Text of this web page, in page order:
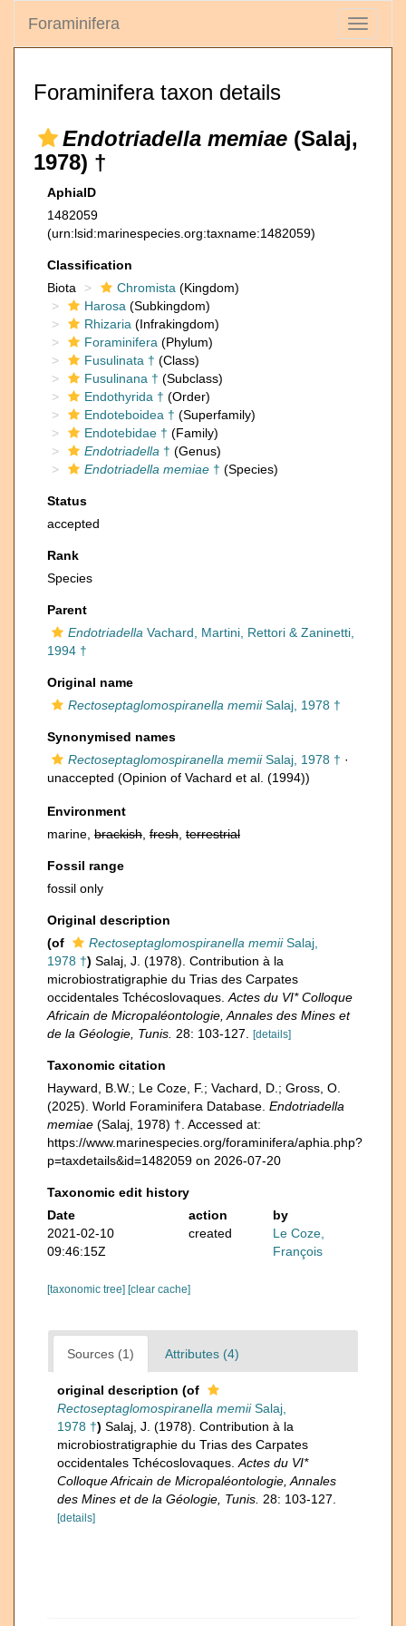
Toggle
Foraminifera
Foraminifera taxon details
Endotriadella memiae (Salaj,
1978) †
AphiaID
1482059
(urn:lsid:marinespecies.org:taxname:1482059)
Classification
Biota
Chromista (Kingdom)
Harosa (Subkingdom)
Rhizaria (Infrakingdom)
Foraminifera (Phylum)
Fusulinata † (Class)
Fusulinana † (Subclass)
Endothyrida † (Order)
Endoteboidea † (Superfamily)
Endotebidae † (Family)
Endotriadella † (Genus)
Endotriadella memiae † (Species)
Status
accepted
Rank
Species
Parent
Endotriadella Vachard, Martini, Rettori & Zaninetti,
1994 †
Original name
Rectoseptaglomospiranella memiiSalaj, 1978 †
Synonymised names
Rectoseptaglomospiranella memiiSalaj, 1978 † ·
unaccepted (Opinion of Vachard et al. (1994))
Environment
marine, brackish fresh terrestrial
Fossil range
fossil only
Original description
(of
Rectoseptaglomospiranella memiiSalaj,
1978 †) Salaj, J. (1978). Contribution à la
microbiostratigraphie du Trias des Carpates
occidentales Tchécoslovaques. Actes du VI* Colloque
Africain de Micropaléontologie, Annales des Mines et
de la Géologie, Tunis. 28: 103-127. [details]
Taxonomic citation
Hayward, B.W.; Le Coze, F.; Vachard, D.; Gross, O.
(2025). World Foraminifera Database. Endotriadella
memiae (Salaj, 1978) †. Accessed at:
https://www.marinespecies.org/foraminifera/aphia.php?
p=taxdetails&id=1482059 on 2026-07-20
Taxonomic edit history
Date
action
by
2021-02-10
09:46:15Z
created
Le Coze,
François
[taxonomic tree] [clear cache]
Sources (1) Attributes (4)
original description (of
Rectoseptaglomospiranella memiiSalaj,
1978 †) Salaj, J. (1978). Contribution à la
microbiostratigraphie du Trias des Carpates
occidentales Tchécoslovaques. Actes du VI*
Colloque Africain de Micropaléontologie, Annales
des Mines et de la Géologie, Tunis. 28: 103-127.
[details]